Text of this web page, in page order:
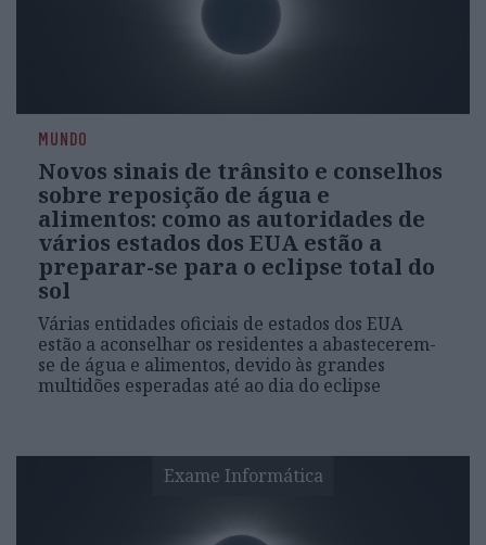
MUNDO
Novos sinais de trânsito e conselhos
sobre reposição de água e
alimentos: como as autoridades de
vários estados dos EUA estão a
preparar-se para o eclipse total do
sol
Várias entidades oficiais de estados dos EUA
estão a aconselhar os residentes a abastecerem-
se de água e alimentos, devido às grandes
multidões esperadas até ao dia do eclipse
Exame Informática